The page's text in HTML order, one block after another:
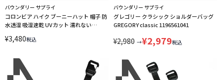
バウンダリー サプライ
コロンビア ハイク ブーニーハット 帽子 防
水透湿 吸湿速乾 UVカット 濡れない
¥3,480税込
バウンダリー サプライ
グレゴリー クラシック ショルダーバッグ
GREGORY classic 1196561041
¥2,980 →¥2,979税込